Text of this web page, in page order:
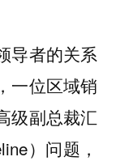
导者的关系
一位区域销
级副总裁汇
）问题，